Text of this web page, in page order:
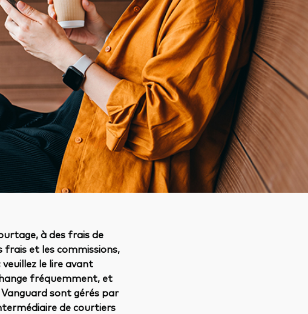
à des frais de
frais et les commissions,
le lire avant
fréquemment, et
sont gérés par
de courtiers